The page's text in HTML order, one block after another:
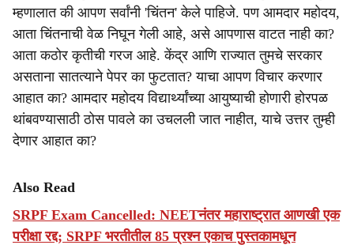
म्हणालात की आपण सर्वांनी 'चिंतन' केले पाहिजे. पण आमदार महोदय,
आता चिंतनाची वेळ निघून गेली आहे, असे आपणास वाटत नाही का?
आता कठोर कृतीची गरज आहे. केंद्र आणि राज्यात तुमचे सरकार
असताना सातत्याने पेपर का फुटतात? याचा आपण विचार करणार
आहात का? आमदार महोदय विद्यार्थ्यांच्या आयुष्याची होणारी होरपळ
थांबवण्यासाठी ठोस पावले का उचलली जात नाहीत, याचे उत्तर तुम्ही
देणार आहात का?
Also Read
SRPF Exam Cancelled: NEETनंतर महाराष्ट्रात आणखी एक
परीक्षा रद्द; SRPF भरतीतील 85 प्रश्न एकाच पुस्तकामधून